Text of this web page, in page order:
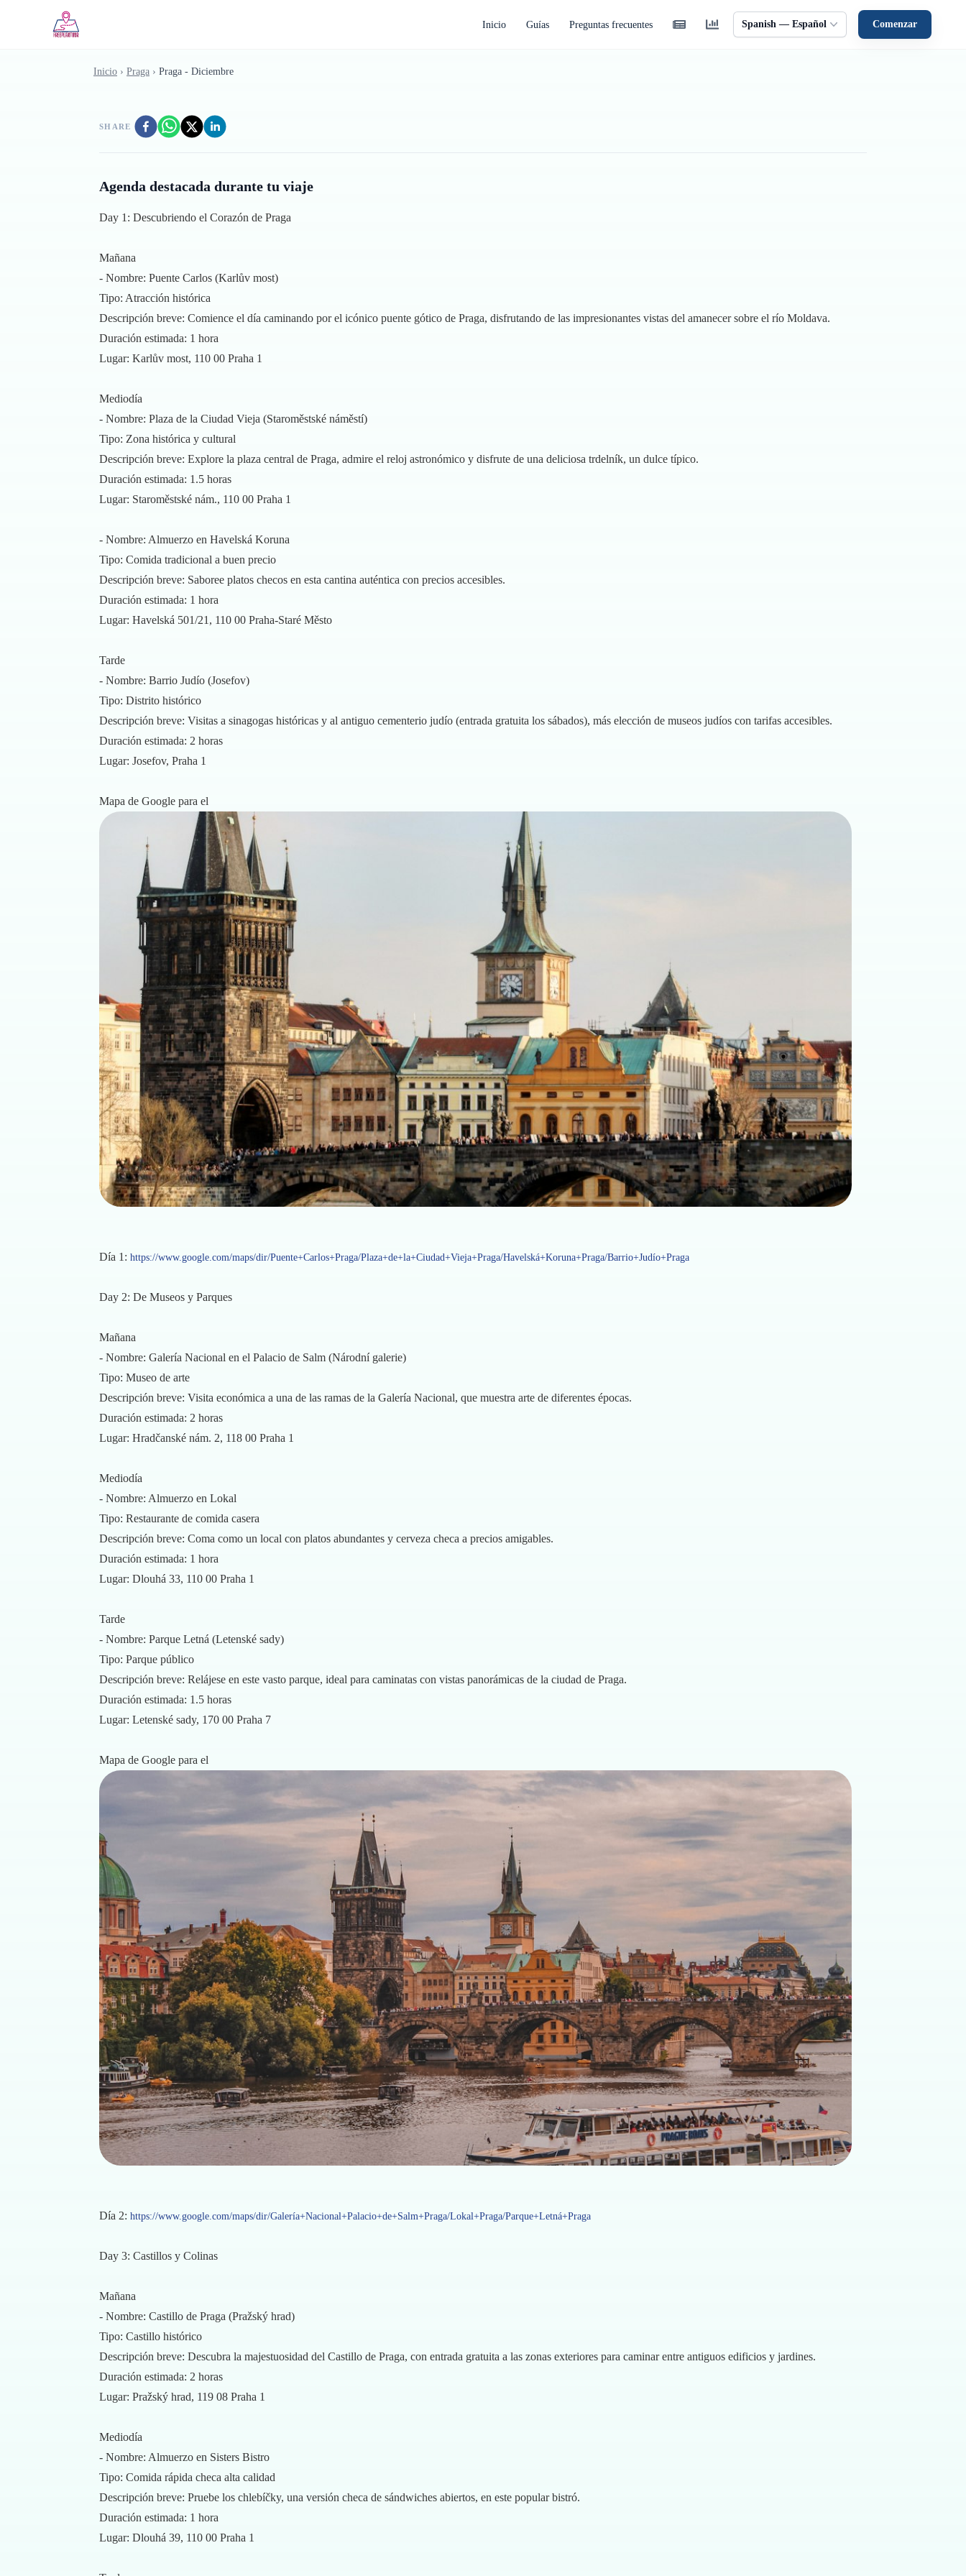
Inicio Guías Preguntas frecuentes Spanish — Español Comenzar
Inicio › Praga › Praga - Diciembre
SHARE
Agenda destacada durante tu viaje
Day 1: Descubriendo el Corazón de Praga
Mañana
- Nombre: Puente Carlos (Karlův most)
Tipo: Atracción histórica
Descripción breve: Comience el día caminando por el icónico puente gótico de Praga, disfrutando de las impresionantes vistas del amanecer sobre el río Moldava.
Duración estimada: 1 hora
Lugar: Karlův most, 110 00 Praha 1
Mediodía
- Nombre: Plaza de la Ciudad Vieja (Staroměstské náměstí)
Tipo: Zona histórica y cultural
Descripción breve: Explore la plaza central de Praga, admire el reloj astronómico y disfrute de una deliciosa trdelník, un dulce típico.
Duración estimada: 1.5 horas
Lugar: Staroměstské nám., 110 00 Praha 1
- Nombre: Almuerzo en Havelská Koruna
Tipo: Comida tradicional a buen precio
Descripción breve: Saboree platos checos en esta cantina auténtica con precios accesibles.
Duración estimada: 1 hora
Lugar: Havelská 501/21, 110 00 Praha-Staré Město
Tarde
- Nombre: Barrio Judío (Josefov)
Tipo: Distrito histórico
Descripción breve: Visitas a sinagogas históricas y al antiguo cementerio judío (entrada gratuita los sábados), más elección de museos judíos con tarifas accesibles.
Duración estimada: 2 horas
Lugar: Josefov, Praha 1
Mapa de Google para el
Día 1: https://www.google.com/maps/dir/Puente+Carlos+Praga/Plaza+de+la+Ciudad+Vieja+Praga/Havelská+Koruna+Praga/Barrio+Judío+Praga
Day 2: De Museos y Parques
Mañana
- Nombre: Galería Nacional en el Palacio de Salm (Národní galerie)
Tipo: Museo de arte
Descripción breve: Visita económica a una de las ramas de la Galería Nacional, que muestra arte de diferentes épocas.
Duración estimada: 2 horas
Lugar: Hradčanské nám. 2, 118 00 Praha 1
Mediodía
- Nombre: Almuerzo en Lokal
Tipo: Restaurante de comida casera
Descripción breve: Coma como un local con platos abundantes y cerveza checa a precios amigables.
Duración estimada: 1 hora
Lugar: Dlouhá 33, 110 00 Praha 1
Tarde
- Nombre: Parque Letná (Letenské sady)
Tipo: Parque público
Descripción breve: Relájese en este vasto parque, ideal para caminatas con vistas panorámicas de la ciudad de Praga.
Duración estimada: 1.5 horas
Lugar: Letenské sady, 170 00 Praha 7
Mapa de Google para el
Día 2: https://www.google.com/maps/dir/Galería+Nacional+Palacio+de+Salm+Praga/Lokal+Praga/Parque+Letná+Praga
Day 3: Castillos y Colinas
Mañana
- Nombre: Castillo de Praga (Pražský hrad)
Tipo: Castillo histórico
Descripción breve: Descubra la majestuosidad del Castillo de Praga, con entrada gratuita a las zonas exteriores para caminar entre antiguos edificios y jardines.
Duración estimada: 2 horas
Lugar: Pražský hrad, 119 08 Praha 1
Mediodía
- Nombre: Almuerzo en Sisters Bistro
Tipo: Comida rápida checa alta calidad
Descripción breve: Pruebe los chlebíčky, una versión checa de sándwiches abiertos, en este popular bistró.
Duración estimada: 1 hora
Lugar: Dlouhá 39, 110 00 Praha 1